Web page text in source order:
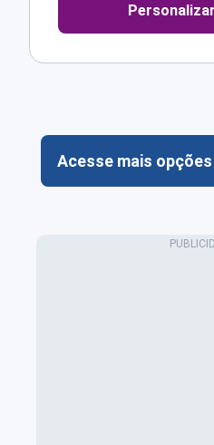
Acesse mais